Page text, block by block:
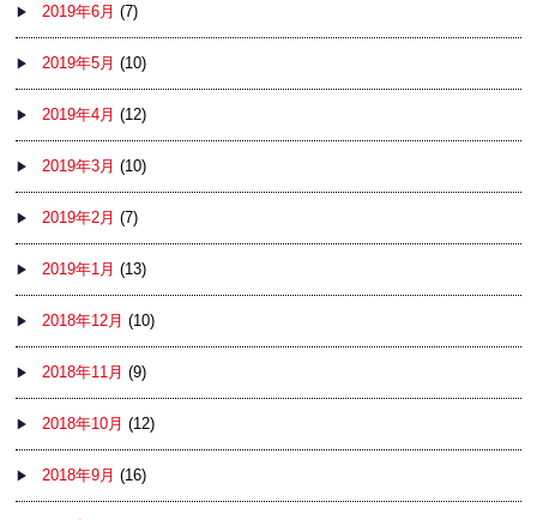
2019年6月 (7)
2019年5月 (10)
2019年4月 (12)
2019年3月 (10)
2019年2月 (7)
2019年1月 (13)
2018年12月 (10)
2018年11月 (9)
2018年10月 (12)
2018年9月 (16)